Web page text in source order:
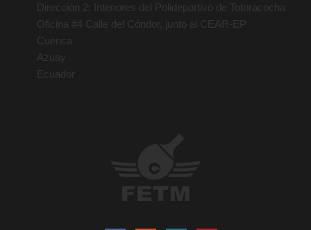
Dirección 2: Interiores del Polideportivo de Totoracocha
Oficina #4 Calle del Cóndor, junto al CEAR-EP
Cuenca
Azuay
Ecuador